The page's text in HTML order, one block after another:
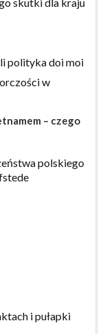
skutki dla kraju
polityka doi moi
w
– czego
polskiego
i pułapki